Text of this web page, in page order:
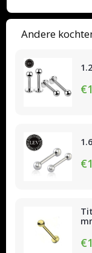
Andere